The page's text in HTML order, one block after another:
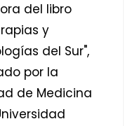
del libro
y
del Sur",
por la
de Medicina